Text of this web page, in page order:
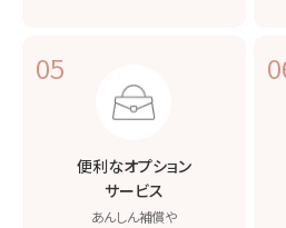
05
便利なオプション
サービス
あんしん補償や